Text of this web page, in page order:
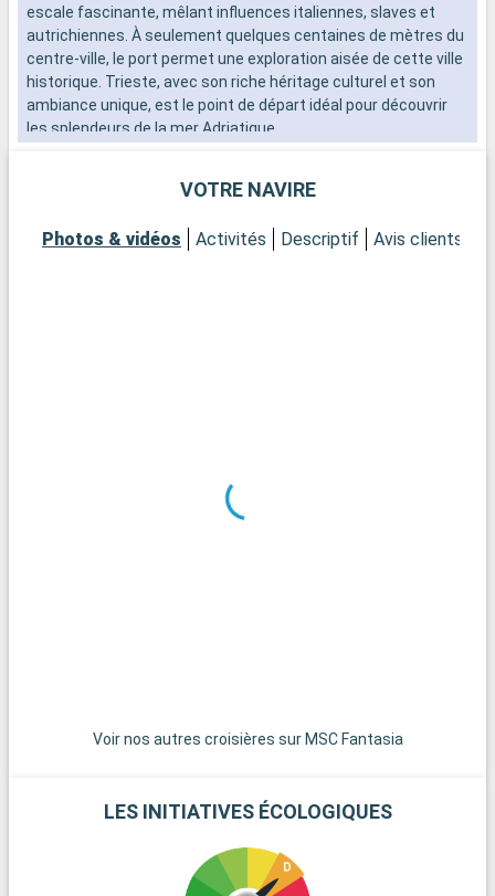
escale fascinante, mêlant influences italiennes, slaves et
autrichiennes. À seulement quelques centaines de mètres du
centre-ville, le port permet une exploration aisée de cette ville
historique. Trieste, avec son riche héritage culturel et son
ambiance unique, est le point de départ idéal pour découvrir
les splendeurs de la mer Adriatique.
Trieste est une ville de contrastes et de diversité. La Piazza
mer, est un lieu incontournable. Le Castello di Miramare, avec
Grotta Gigante, l'une des plus grandes grottes visitables au
monde, est une aventure géologique impressionnante. Le
VOTRE NAVIRE
Photos & vidéos Activités Descriptif Avis clients
Voir nos autres croisières sur MSC Fantasia
LES INITIATIVES ÉCOLOGIQUES